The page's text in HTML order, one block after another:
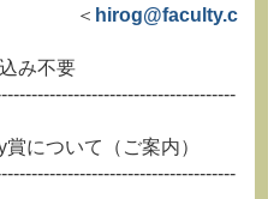
hirog@faculty.c
み不要
について（ご案内）